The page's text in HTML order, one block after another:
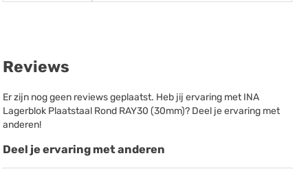
Reviews
Er zijn nog geen reviews geplaatst. Heb jij ervaring met INA
Lagerblok Plaatstaal Rond RAY30 (30mm)? Deel je ervaring met
anderen!
Deel je ervaring met anderen